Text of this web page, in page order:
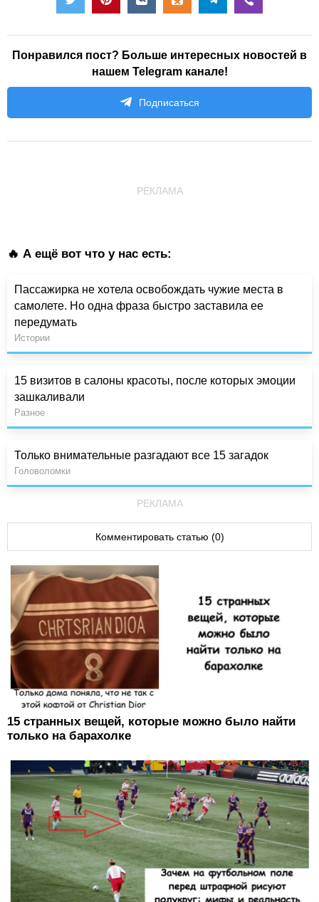
Понравился пост? Больше интересных новостей в
нашем Telegram канале!
Подписаться
РЕКЛАМА
🔥 А ещё вот что у нас есть:
Пассажирка не хотела освобождать чужие места в
самолете. Но одна фраза быстро заставила ее
передумать
Истории
15 визитов в салоны красоты, после которых эмоции
зашкаливали
Разное
Только внимательные разгадают все 15 загадок
Головоломки
РЕКЛАМА
Комментировать статью (0)
15 странных вещей, которые можно было найти
только на барахолке